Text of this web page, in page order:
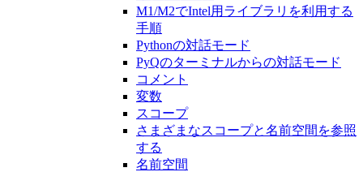
M1/M2でIntel用ライブラリを利用する
手順
Pythonの対話モード
PyQのターミナルからの対話モード
コメント
変数
スコープ
さまざまなスコープと名前空間を参照
する
名前空間